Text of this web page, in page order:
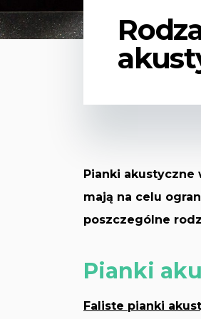
Pianki akustyczne
mają na celu
poszczególne
Pianki
Faliste pianki